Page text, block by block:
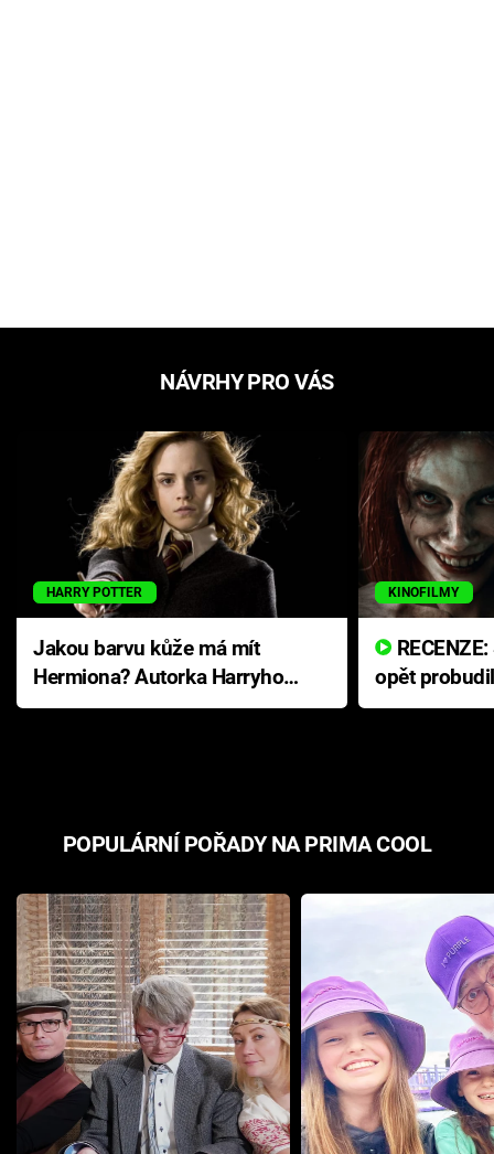
NÁVRHY PRO VÁS
HARRY POTTER
Jakou barvu kůže má mít
Hermiona? Autorka Harryho
Pottera přišla s ráznou
KINOFILMY
opět
přichází s
POPULÁRNÍ POŘADY NA PRIMA COOL